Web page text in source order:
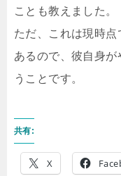
ことも教えました。
ただ、これは現時
あるので、彼自身
うことです。
共有:
X